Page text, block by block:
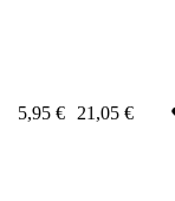
5,95 € 21,05 €